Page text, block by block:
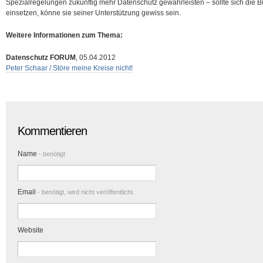
Spezialregelungen zukünftig mehr Datenschutz gewährleisten – sollte sich die
einsetzen, könne sie seiner Unterstützung gewiss sein.
Weitere Informationen zum Thema:
Datenschutz FORUM , 05.04.2012
Peter Schaar / Störe meine Kreise nicht!
Kommentieren
Name - benötigt
Email - benötigt, wird nicht veröffentlicht.
Website